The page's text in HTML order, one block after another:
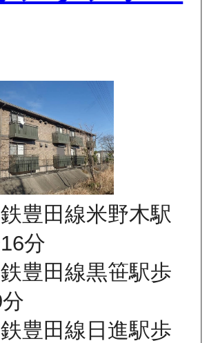
豊田線米野木駅
分
豊田線黒笹駅歩
豊田線日進駅歩